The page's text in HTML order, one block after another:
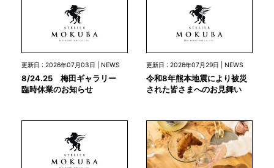
更新日 : 2026年07月03日 | NEWS
8/24.25 梅田ギャラリー
臨時休業のお知らせ
更新日 : 2026年07月29日 | NEWS
令和8年熊本地震により被災
された皆さまへのお見舞い